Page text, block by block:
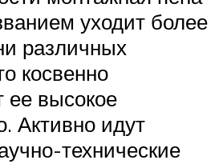
уходит более
различных
косвенно
ее высокое
Активно идут
технические